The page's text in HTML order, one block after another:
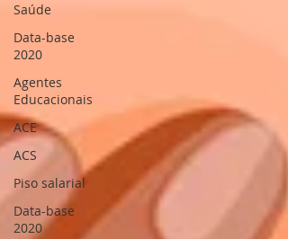
Saúde
Data-base
2020
Agentes
Educacionais
ACE
ACS
Piso salarial
Data-base
2020